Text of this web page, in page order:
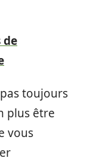
de
toujours
plus être
vous